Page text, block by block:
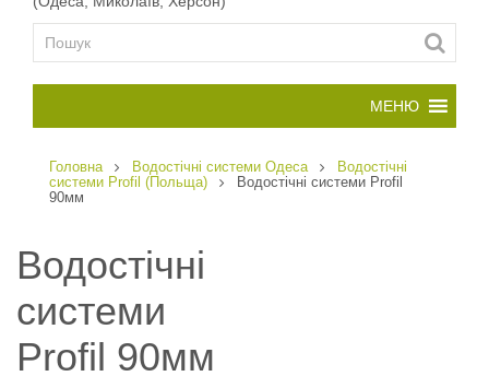
Головна Водостічні системи Одеса
Водостічні
системи Profil (Польща)
Водостічні системи Profil
90мм
Водостічні
системи
Profil 90мм